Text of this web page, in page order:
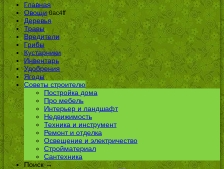
Главная
Овощи 0ac4ff
Деревья
Травы
Вредители
Грибы
Кустарники
Инвентарь
Удобрения
Ягоды
Советы строителю
Постройка дома
Про мебель
Интерьер и ландшафт
Недвижимость
Техника и инструмент
Ремонт и отделка
Освещение и электричество
Стройматериал
Сантехника
Поиск →